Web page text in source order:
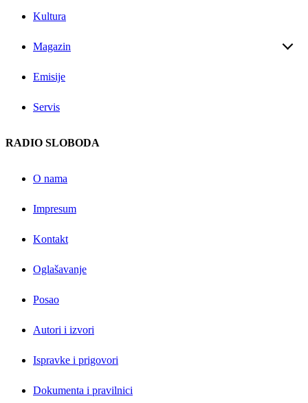
Kultura
Magazin
Emisije
Servis
RADIO SLOBODA
O nama
Impresum
Kontakt
Oglašavanje
Posao
Autori i izvori
Ispravke i prigovori
Dokumenta i pravilnici